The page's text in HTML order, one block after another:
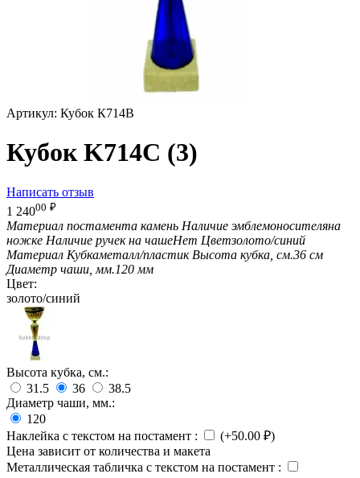
Артикул: Кубок К714В
Кубок K714C (3)
Написать отзыв
1 24000 ₽
Материал постамента камень Наличие эмблемоносителяна
ножке Наличие ручек на чашеНет Цветзолото/синий
Материал Кубкаметалл/пластик Высота кубка, см.36 см
Диаметр чаши, мм.120 мм
Цвет:
золото/синий
Высота кубка, см.:
31.5
36
38.5
Диаметр чаши, мм.:
120
Наклейка с текстом на постамент : (+50.00 ₽)
Цена зависит от количества и макета
Металлическая табличка с текстом на постамент :